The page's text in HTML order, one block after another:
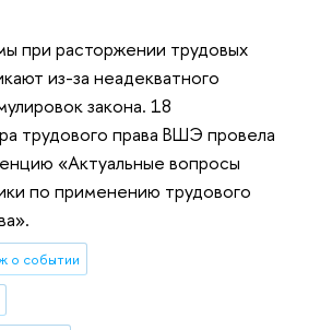
при расторжении трудовых
из-за неадекватного
закона. 18
трудового права ВШЭ провела
«Актуальные вопросы
по применению трудового
о событии